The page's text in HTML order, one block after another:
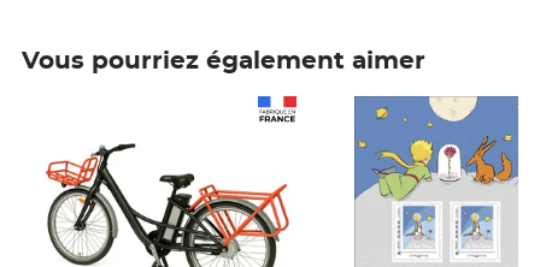
Vous pourriez également aimer
Prix 7,50€